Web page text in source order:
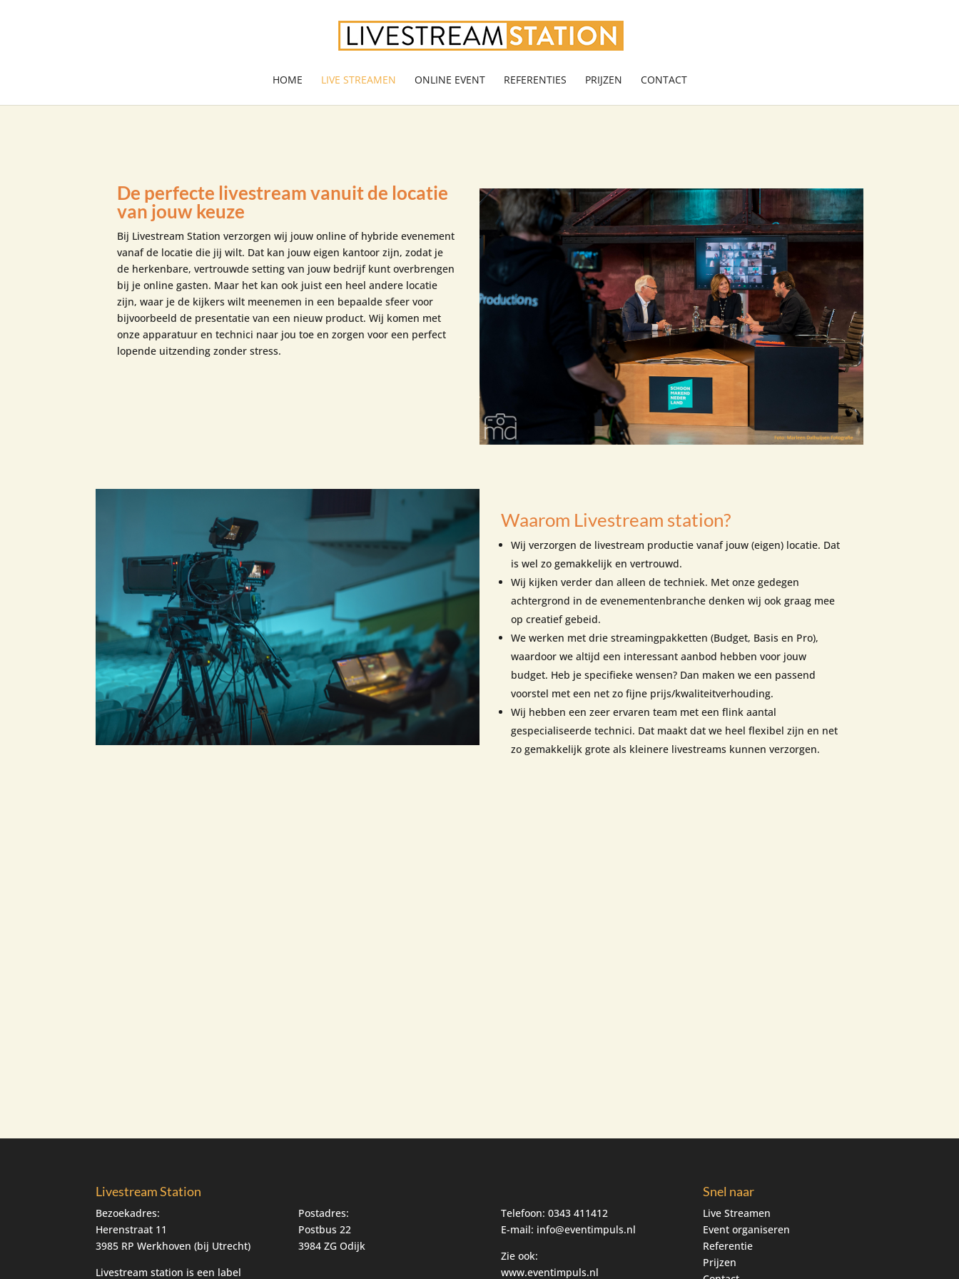
HOME LIVE STREAMEN ONLINE EVENT REFERENTIES PRIJZEN CONTACT
De perfecte livestream vanuit de locatie
van jouw keuze
Bij Livestream Station verzorgen wij jouw online of hybride evenement
vanaf de locatie die jij wilt. Dat kan jouw eigen kantoor zijn, zodat je
de herkenbare, vertrouwde setting van jouw bedrijf kunt overbrengen
bij je online gasten. Maar het kan ook juist een heel andere locatie
zijn, waar je de kijkers wilt meenemen in een bepaalde sfeer voor
bijvoorbeeld de presentatie van een nieuw product. Wij komen met
onze apparatuur en technici naar jou toe en zorgen voor een perfect
lopende uitzending zonder stress.
Waarom Livestream station?
Wij verzorgen de livestream productie vanaf jouw (eigen) locatie. Dat
is wel zo gemakkelijk en vertrouwd.
Wij kijken verder dan alleen de techniek. Met onze gedegen
achtergrond in de evenementenbranche denken wij ook graag mee
op creatief gebeid.
We werken met drie streamingpakketten (Budget, Basis en Pro),
waardoor we altijd een interessant aanbod hebben voor jouw
budget. Heb je specifieke wensen? Dan maken we een passend
voorstel met een net zo fijne prijs/kwaliteitverhouding.
Wij hebben een zeer ervaren team met een flink aantal
gespecialiseerde technici. Dat maakt dat we heel flexibel zijn en net
zo gemakkelijk grote als kleinere livestreams kunnen verzorgen.
Livestream Station
Bezoekadres:
Herenstraat 11
3985 RP Werkhoven (bij Utrecht)
Livestream station is een label
Postadres:
Postbus 22
3984 ZG Odijk
Telefoon: 0343 411412
E-mail: info@eventimpuls.nl
Zie ook:
www.eventimpuls.nl
Snel naar
Live Streamen
Event organiseren
Referentie
Prijzen